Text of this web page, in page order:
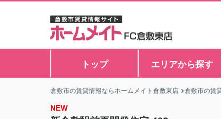
トップ エリアから探す
倉敷市の賃貸情報ならホームメイト倉敷東店 倉敷市の賃
NEW